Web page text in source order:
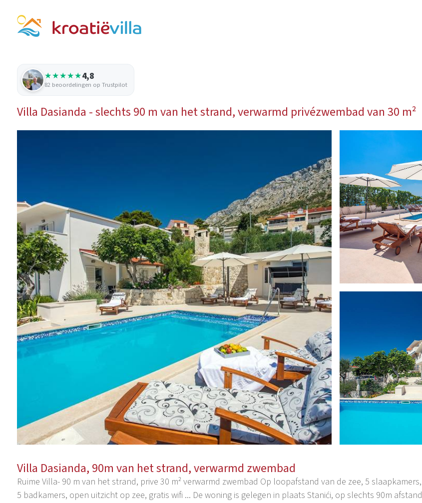
★★★★★4,8
82 beoordelingen op Trustpilot
Villa Dasianda - slechts 90 m van het strand, verwarmd privézwembad van 30 m²
Villa Dasianda, 90m van het strand, verwarmd zwembad
Ruime Villa- 90 m van het strand, prive 30 m² verwarmd zwembad Op loopafstand van de zee, 5 slaapkamers,
5 badkamers, open uitzicht op zee, gratis wifi ... De woning is gelegen in plaats Stanići, op slechts 90m afstand